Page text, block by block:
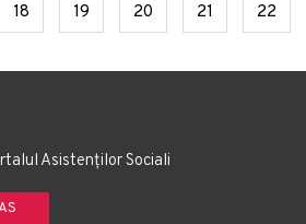
18 (current)
19 (current)
20 (current)
21 (current)
22
Asistenților Sociali